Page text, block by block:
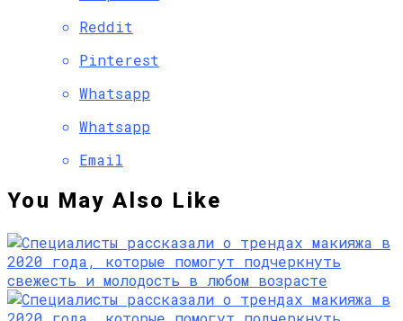
Reddit
Pinterest
Whatsapp
Whatsapp
Email
You May Also Like